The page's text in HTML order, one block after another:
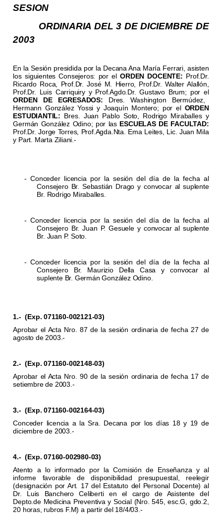
SESION
ORDINARIA DEL 3 DE DICIEMBRE DE
2003
En la Sesión presidida por la Decana Ana María Ferrari, asisten
los siguientes Consejeros: por elORDEN DOCENTE: Prof.Dr.
Ricardo Roca, Prof.Dr. José M. Hierro, Prof.Dr. Walter Alallón,
Prof.Dr. Luis Carriquiry y Prof.Agdo.Dr. Gustavo Brum; por el
ORDEN DE EGRESADOS: Dres. Washington Bermúdez,
Hermann González Yossi y Joaquín Montero; por el ORDEN
ESTUDIANTIL: Bres. Juan Pablo Soto, Rodrigo Miraballes y
Germán González Odino; por las ESCUELAS DE FACULTAD:
Prof.Dr. Jorge Torres, Prof.Agda.Nta. Ema Leites, Lic. Juan Mila
y Part. Marta Ziliani.-
- Conceder licencia por la sesión del día de la fecha al
Consejero Br. Sebastián Drago y convocar al suplente
Br. Rodrigo Miraballes.
- Conceder licencia por la sesión del día de la fecha al
Consejero Br. Juan P. Gesuele y convocar al suplente
Br. Juan P. Soto.
- Conceder licencia por la sesión del día de la fecha al
Consejero Br. Maurizio Della Casa y convocar al
suplente Br. Germán González Odino.
1.- (Exp. 071160-002121-03)
Aprobar el Acta Nro. 87 de la sesión ordinaria de fecha 27 de
agosto de 2003.-
2.- (Exp. 071160-002148-03)
Aprobar el Acta Nro. 90 de la sesión ordinaria de fecha 17 de
setiembre de 2003.-
3.- (Exp. 071160-002164-03)
Conceder licencia a la Sra. Decana por los días 18 y 19 de
diciembre de 2003.-
4.- (Exp. 07160-002980-03)
Atento a lo informado por la Comisión de Enseñanza y al
informe favorable de disponibilidad presupuestal, reelegir
(designación por Art. 17 del Estatuto del Personal Docente) al
Dr. Luis Banchero Celiberti en el cargo de Asistente del
Depto.de Medicina Preventiva y Social (Nro. 545, esc.G, gdo.2,
20 horas, rubros F.M) a partir del 18/4/03.-